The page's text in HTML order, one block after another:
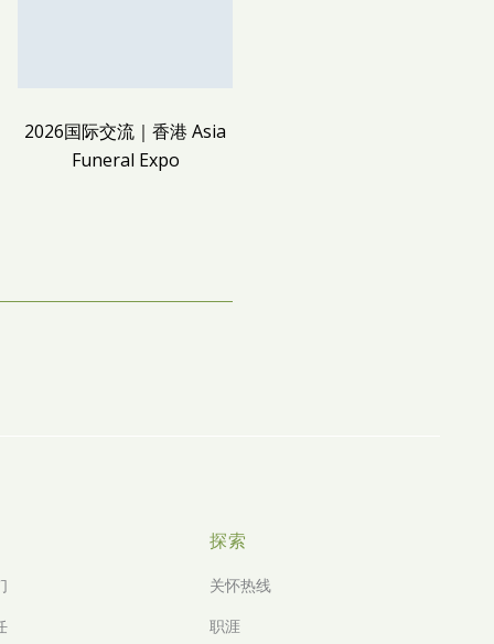
2026国际交流｜香港 Asia
Funeral Expo
探索
关怀热线
职涯